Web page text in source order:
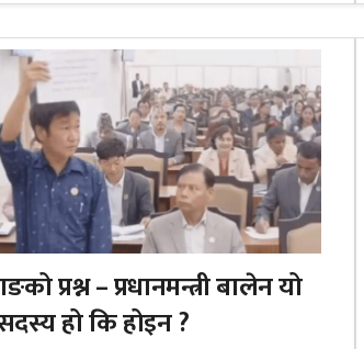
प्रश्न – प्रधानमन्त्री बालेन यो
हो कि होइन ?